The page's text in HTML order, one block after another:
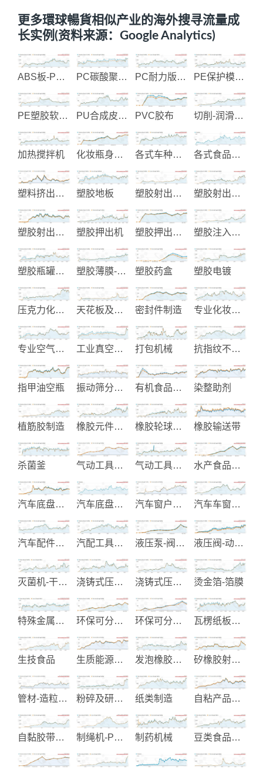
更多環球暢貨相似产业的海外搜寻流量成
长实例(资料来源：Google Analytics)
ABS板-PS板和压克力板 PC碳酸聚酯板制造 PC耐力版-遮光版 PE保护模与压克力板
PE塑胶软管-工业软管制造 PU合成皮及人工皮革 PVC胶布 切削-润滑-防锈油品制造
加热搅拌机 化妆瓶身制造 各式车种油封设计制造 各式食品包装机械
塑料挤出设备 塑胶地板 塑胶射出成品制造 塑胶射出成型
塑胶射出模具及产品 塑胶押出机 塑胶押出机整厂设备 塑胶注入成型机
塑胶瓶罐射出成型制造 塑胶薄膜-包装材料 塑胶药盒 塑胶电镀
压克力化妆品包装 天花板及轻隔间装饰建材 密封件制造 专业化妆品生产制造
专业空气泵浦 工业真空包装和加工机械 打包机械 抗指纹不锈钢-预涂金属-覆膜金属
指甲油空瓶 振动筛分过滤机 有机食品生产 染整助剂
植筋胶制造 橡胶元件及零件 橡胶轮球制品 橡胶输送带
杀菌釜 气动工具生产 气动工具制造 水产食品加工和大豆食品机械制
汽车底盘零件 汽车底盘零件制造 汽车窗户升降器 汽车车窗升降装置与Parts
汽车配件电镀 汽配工具制造 液压泵-阀及系统制造 液压阀-动力配件制造
灭菌机-干燥机 浇铸式压克力板生产 浇铸式压克力板制造 烫金箔-箔膜
特殊金属钛锆钽工业设备制造 环保可分解产品 环保可分解制品 瓦楞纸板生产设备
生技食品 生质能源再生系统 发泡橡胶制品 矽橡胶射出成型
管材-造粒-塑木制造与整厂设备 粉碎及研磨机械 纸类制造 自粘产品及喷绘材料
自黏胶带及装饰用塑胶膜 制绳机-PP编织袋-塑胶废料回收 制药机械 豆类食品机械